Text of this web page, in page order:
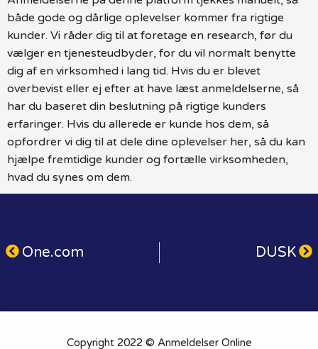
både gode og dårlige oplevelser kommer fra rigtige
kunder. Vi råder dig til at foretage en research, før du
vælger en tjenesteudbyder, for du vil normalt benytte
dig af en virksomhed i lang tid. Hvis du er blevet
overbevist eller ej efter at have læst anmeldelserne, så
har du baseret din beslutning på rigtige kunders
erfaringer. Hvis du allerede er kunde hos dem, så
opfordrer vi dig til at dele dine oplevelser her, så du kan
hjælpe fremtidige kunder og fortælle virksomheden,
hvad du synes om dem.
One.com DUSK
Copyright 2022 © Anmeldelser Online